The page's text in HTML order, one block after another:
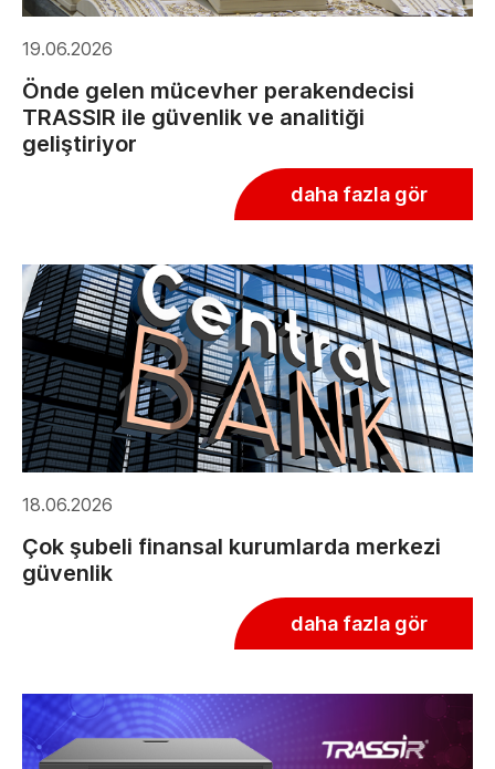
19.06.2026
Önde gelen mücevher perakendecisi
TRASSIR ile güvenlik ve analitiği
geliştiriyor
daha fazla gör
18.06.2026
Çok şubeli finansal kurumlarda merkezi
güvenlik
daha fazla gör